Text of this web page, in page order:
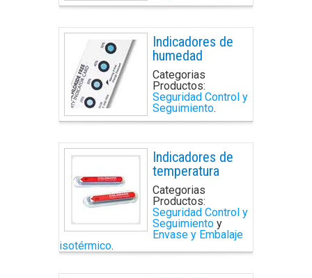
Indicadores de
humedad
Categorias
Productos:
Seguridad Control y
Seguimiento.
Indicadores de
temperatura
Categorias
Productos:
Seguridad Control y
Seguimiento y
Envase y Embalaje
isotérmico.